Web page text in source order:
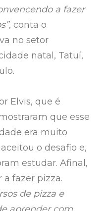
a fazer
, conta o
no setor
natal, Tatuí,
Elvis, que é
que esse
era muito
o desafio e,
estudar. Afinal,
fazer pizza.
de pizza e